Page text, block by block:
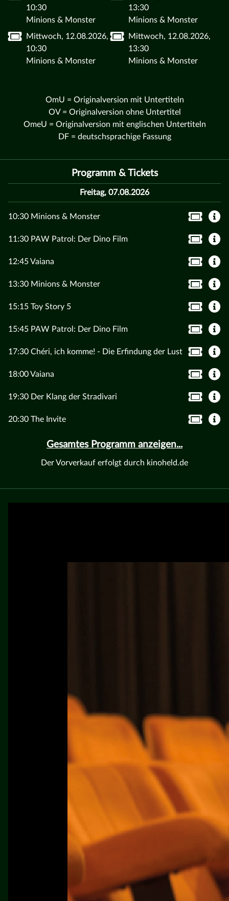
10:30
Minions & Monster
13:30
Minions & Monster
Mittwoch, 12.08.2026,
10:30
Minions & Monster
Mittwoch, 12.08.2026,
13:30
Minions & Monster
OmU = Originalversion mit Untertiteln
OV = Originalversion ohne Untertitel
OmeU = Originalversion mit englischen Untertiteln
DF = deutschsprachige Fassung
Programm & Tickets
Freitag, 07.08.2026
10:30 Minions & Monster
11:30 PAW Patrol: Der Dino Film
12:45 Vaiana
13:30 Minions & Monster
15:15 Toy Story 5
15:45 PAW Patrol: Der Dino Film
17:30 Chéri, ich komme! - Die Erfindung der Lust
18:00 Vaiana
19:30 Der Klang der Stradivari
20:30 The Invite
Gesamtes Programm anzeigen...
Der Vorverkauf erfolgt durch kinoheld.de